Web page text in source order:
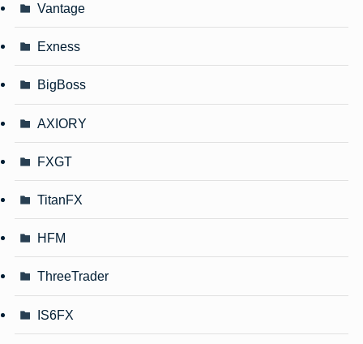
Vantage
Exness
BigBoss
AXIORY
FXGT
TitanFX
HFM
ThreeTrader
IS6FX